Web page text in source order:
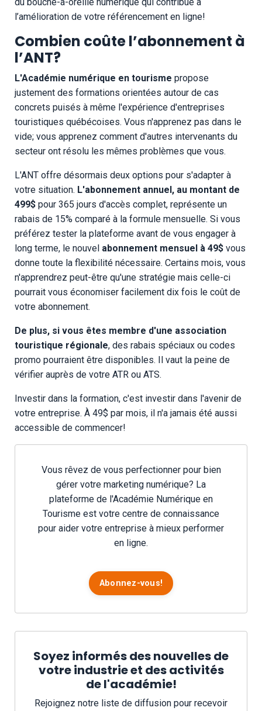
l’amélioration de votre référencement en ligne!
Combien coûte l’abonnement à
l’ANT?
L'Académie numérique en tourisme propose
justement des formations orientées autour de cas
concrets puisés à même l'expérience d'entreprises
touristiques québécoises. Vous n'apprenez pas dans le
vide; vous apprenez comment d'autres intervenants du
secteur ont résolu les mêmes problèmes que vous.
L'ANT offre désormais deux options pour s'adapter à
votre situation. L'abonnement annuel, au montant de
499$ pour 365 jours d'accès complet, représente un
rabais de 15% comparé à la formule mensuelle. Si vous
préférez tester la plateforme avant de vous engager à
long terme, le nouvel abonnement mensuel à 49$ vous
donne toute la flexibilité nécessaire. Certains mois, vous
n'apprendrez peut-être qu'une stratégie mais celle-ci
pourrait vous économiser facilement dix fois le coût de
votre abonnement.
De plus, si vous êtes membre d'une association
touristique régionale, des rabais spéciaux ou codes
promo pourraient être disponibles. Il vaut la peine de
vérifier auprès de votre ATR ou ATS.
Investir dans la formation, c'est investir dans l'avenir de
votre entreprise. À 49$ par mois, il n'a jamais été aussi
accessible de commencer!
Vous rêvez de vous perfectionner pour bien
gérer votre marketing numérique? La
plateforme de l'Académie Numérique en
Tourisme est votre centre de connaissance
pour aider votre entreprise à mieux performer
en ligne.
Abonnez-vous!
Soyez informés des nouvelles de
votre industrie et des activités
de l'académie!
Rejoignez notre liste de diffusion pour recevoir